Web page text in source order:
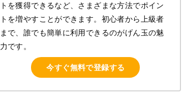
トを獲得できるなど、さまざまな方法でポイン
トを増やすことができます。初心者から上級者
まで、誰でも簡単に利用できるのがげん玉の魅
力です。
今すぐ無料で登録する